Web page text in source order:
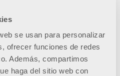
se usan para personalizar
ofrecer funciones de redes
Además, compartimos
haga del sitio web con
en la base de
(evita la